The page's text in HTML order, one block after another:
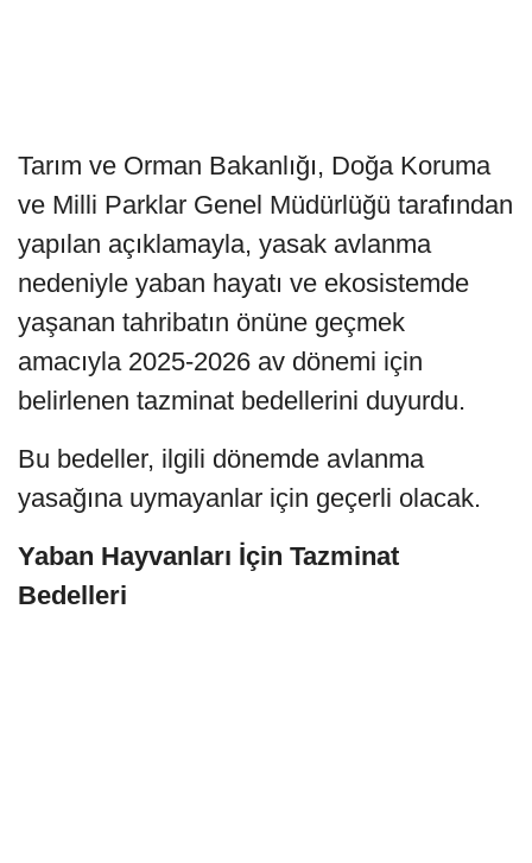
Tarım ve Orman Bakanlığı, Doğa Koruma
ve Milli Parklar Genel Müdürlüğü tarafından
yapılan açıklamayla, yasak avlanma
nedeniyle yaban hayatı ve ekosistemde
yaşanan tahribatın önüne geçmek
amacıyla 2025-2026 av dönemi için
belirlenen tazminat bedellerini duyurdu.
Bu bedeller, ilgili dönemde avlanma
yasağına uymayanlar için geçerli olacak.
Yaban Hayvanları İçin Tazminat
Bedelleri